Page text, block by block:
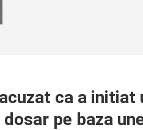
ca a
pe baza